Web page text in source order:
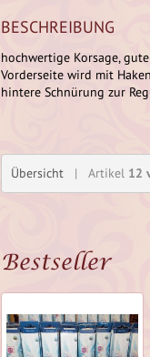
BESCHREIBUNG
hochwertige Korsage,
Vorderseite wird mit
hintere Schnürung zur
Übersicht | Artikel 12
Bestseller